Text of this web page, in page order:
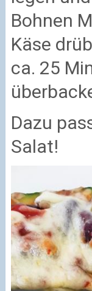
Bohnen
Käse
ca. 25
Dazu
Salat!